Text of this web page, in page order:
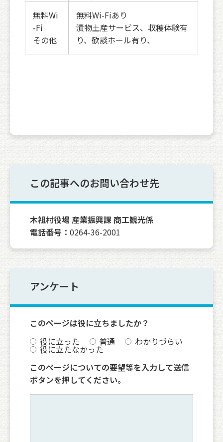
無料Wi
-Fi
その他
無料Wi-Fiあり
漬物土産サービス、収穫体験有
り、歓談ホール有り、
この記事へのお問い合わせ先
木祖村役場 産業振興課 商工観光係
電話番号： 0264-36-2001
アンケート
このページは役に立ちましたか？
役に立った
普通 わかりづらい
役に立たなかった
このページについての要望等を入力して送信
ボタンを押してください。